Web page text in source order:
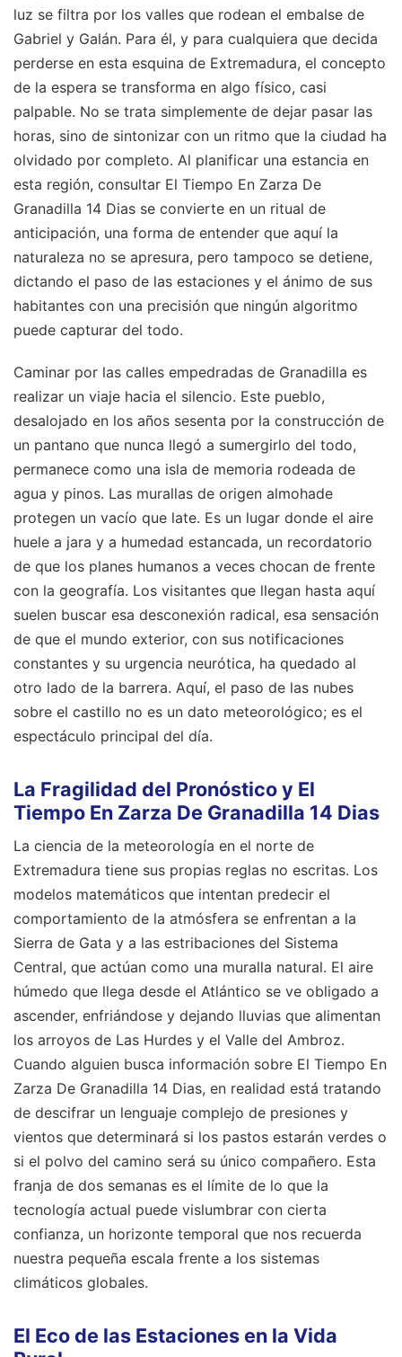
luz se filtra por los valles que rodean el embalse de
Gabriel y Galán. Para él, y para cualquiera que decida
perderse en esta esquina de Extremadura, el concepto
de la espera se transforma en algo físico, casi
palpable. No se trata simplemente de dejar pasar las
horas, sino de sintonizar con un ritmo que la ciudad ha
olvidado por completo. Al planificar una estancia en
esta región, consultar El Tiempo En Zarza De
Granadilla 14 Dias se convierte en un ritual de
anticipación, una forma de entender que aquí la
naturaleza no se apresura, pero tampoco se detiene,
dictando el paso de las estaciones y el ánimo de sus
habitantes con una precisión que ningún algoritmo
puede capturar del todo.
Caminar por las calles empedradas de Granadilla es
realizar un viaje hacia el silencio. Este pueblo,
desalojado en los años sesenta por la construcción de
un pantano que nunca llegó a sumergirlo del todo,
permanece como una isla de memoria rodeada de
agua y pinos. Las murallas de origen almohade
protegen un vacío que late. Es un lugar donde el aire
huele a jara y a humedad estancada, un recordatorio
de que los planes humanos a veces chocan de frente
con la geografía. Los visitantes que llegan hasta aquí
suelen buscar esa desconexión radical, esa sensación
de que el mundo exterior, con sus notificaciones
constantes y su urgencia neurótica, ha quedado al
otro lado de la barrera. Aquí, el paso de las nubes
sobre el castillo no es un dato meteorológico; es el
espectáculo principal del día.
La Fragilidad del Pronóstico y El
Tiempo En Zarza De Granadilla 14 Dias
La ciencia de la meteorología en el norte de
Extremadura tiene sus propias reglas no escritas. Los
modelos matemáticos que intentan predecir el
comportamiento de la atmósfera se enfrentan a la
Sierra de Gata y a las estribaciones del Sistema
Central, que actúan como una muralla natural. El aire
húmedo que llega desde el Atlántico se ve obligado a
ascender, enfriándose y dejando lluvias que alimentan
los arroyos de Las Hurdes y el Valle del Ambroz.
Cuando alguien busca información sobre El Tiempo En
Zarza De Granadilla 14 Dias, en realidad está tratando
de descifrar un lenguaje complejo de presiones y
vientos que determinará si los pastos estarán verdes o
si el polvo del camino será su único compañero. Esta
franja de dos semanas es el límite de lo que la
tecnología actual puede vislumbrar con cierta
confianza, un horizonte temporal que nos recuerda
nuestra pequeña escala frente a los sistemas
climáticos globales.
El Eco de las Estaciones en la Vida